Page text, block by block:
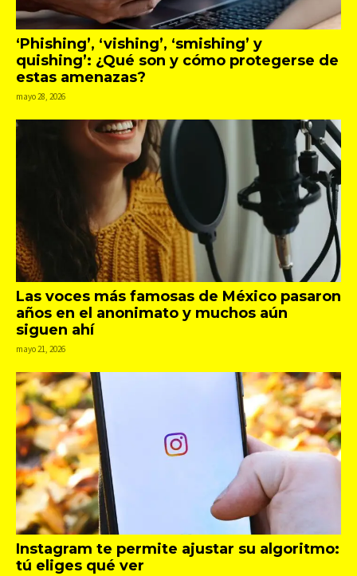
‘Phishing’, ‘vishing’, ‘smishing’ y
quishing’: ¿Qué son y cómo protegerse de
estas amenazas?
mayo 28, 2026
Las voces más famosas de México pasaron
años en el anonimato y muchos aún
siguen ahí
mayo 21, 2026
Instagram te permite ajustar su algoritmo:
tú eliges qué ver